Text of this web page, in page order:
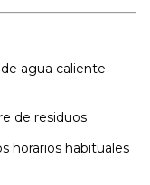
agua caliente
de residuos
horarios habituales